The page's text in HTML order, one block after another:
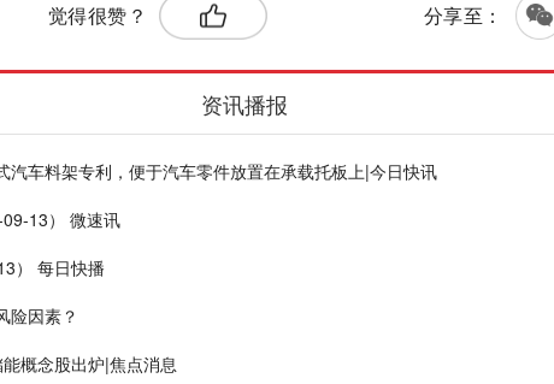
觉得很赞？ 分享至：
资讯播报
汽车料架专利，便于汽车零件放置在承载托板上|今日快讯
13） 微速讯
） 每日快播
险因素？
概念股出炉|焦点消息